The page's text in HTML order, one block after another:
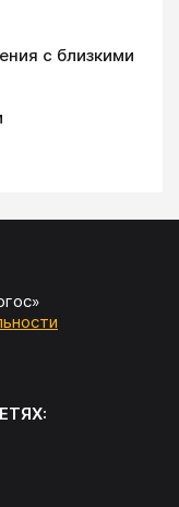
с близкими
»